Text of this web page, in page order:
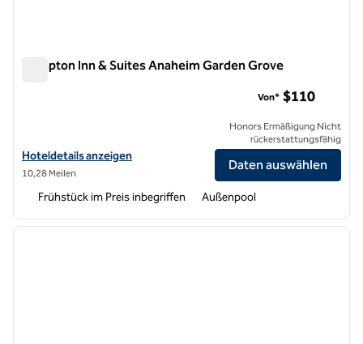
Hampton Inn & Suites Anaheim Garden Grove
Hoteldetails für Hampton Inn & Suites Anaheim Garden Grove
Hoteldetails anzeigen
10,28 Meilen
Von* $110
Honors Ermäßigung Nicht
rückerstattungsfähig
Daten auswählen
Frühstück im Preis inbegriffen Außenpool
1 von 12